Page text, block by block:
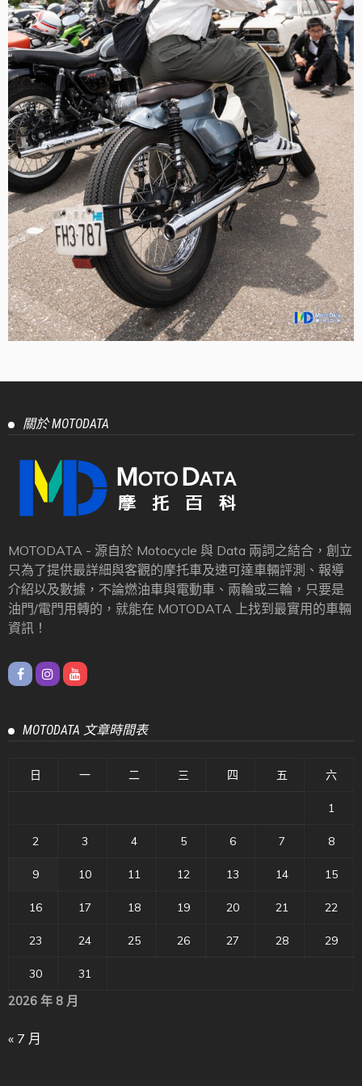
關於 MOTODATA
MOTODATA - 源自於 Motocycle 與 Data 兩詞之結合，創立
只為了提供最詳細與客觀的摩托車及速可達車輛評測、報導
介紹以及數據，不論燃油車與電動車、兩輪或三輪，只要是
油門/電門用轉的，就能在 MOTODATA 上找到最實用的車輛
資訊！
MOTODATA 文章時間表
2026 年 8 月
日 一 二 三 四 五 六
1
2 3 4 5 6 7 8
9 10 11 12 13 14 15
16 17 18 19 20 21 22
23 24 25 26 27 28 29
30 31
« 7 月